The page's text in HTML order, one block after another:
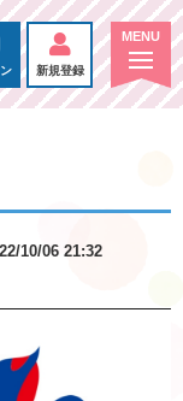
新規登録
10/06 21:32